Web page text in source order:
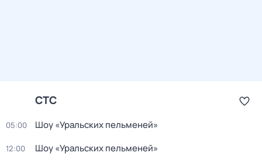
СТС
05:00 Шоу «Уральских пельменей»
12:00 Шоу «Уральских пельменей»